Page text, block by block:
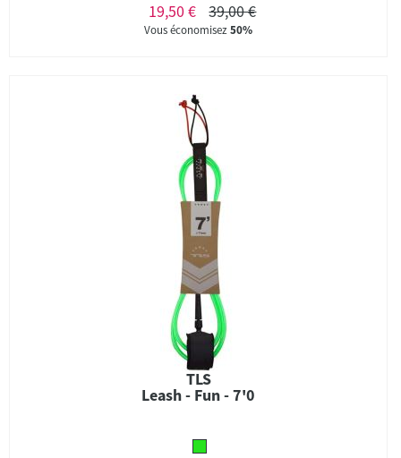
19,50 € 39,00 €
Vous économisez50%
TLS
Leash - Fun - 7'0